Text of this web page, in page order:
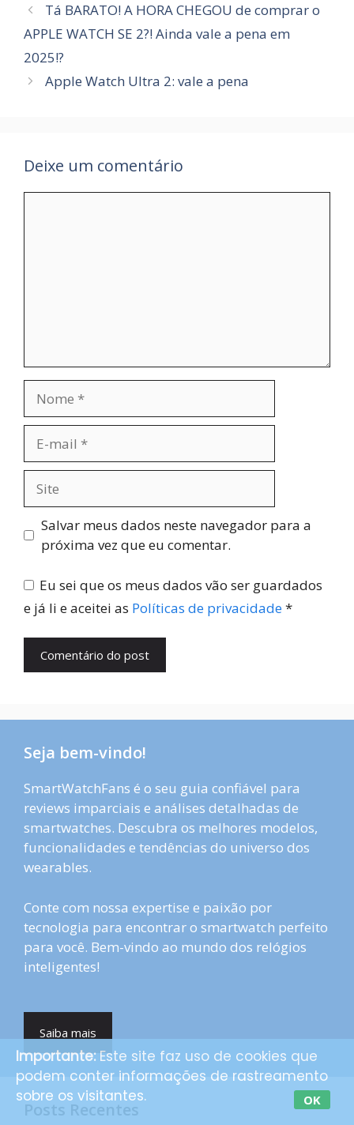
Tá BARATO! A HORA CHEGOU de comprar o
APPLE WATCH SE 2?! Ainda vale a pena em
2025!?
Apple Watch Ultra 2: vale a pena
Deixe um comentário
mail
Salvar meus dados neste navegador para a
próxima vez que eu comentar.
Eu sei que os meus dados vão ser guardados
e já li e aceitei as Políticas de privacidade*
Seja bem-vindo!
SmartWatchFans é o seu guia confiável para
reviews imparciais e análises detalhadas de
smartwatches. Descubra os melhores modelos,
funcionalidades e tendências do universo dos
wearables.
Conte com nossa expertise e paixão por
tecnologia para encontrar o smartwatch perfeito
para você. Bem-vindo ao mundo dos relógios
inteligentes!
Saiba mais
Importante:Este site faz uso de cookies que
podem conter informações de rastreamento
sobre os visitantes.
OK